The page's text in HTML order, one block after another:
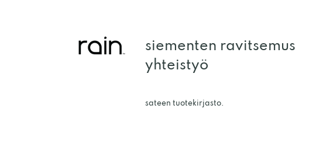
siementen ravitsemus
yhteistyö
sateen tuotekirjasto.